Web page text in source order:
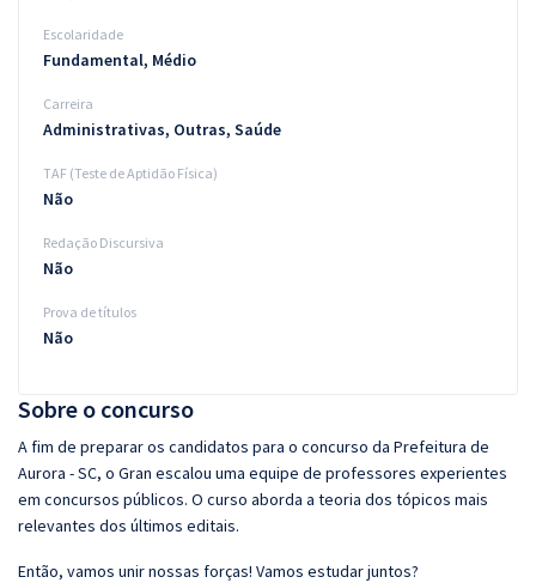
Sobre o concurso
A fim de preparar os candidatos para o concurso da Prefeitura de
Aurora - SC, o Gran escalou uma equipe de professores experientes
em concursos públicos. O curso aborda a teoria dos tópicos mais
relevantes dos últimos editais.
Então, vamos unir nossas forças! Vamos estudar juntos?
Escolaridade
Fundamental, Médio
Carreira
Administrativas, Outras, Saúde
TAF (Teste de Aptidão Física)
Não
Redação Discursiva
Não
Prova de títulos
Não